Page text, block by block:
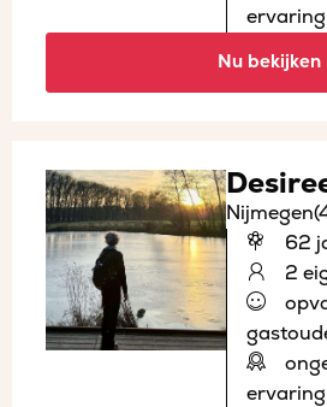
ervaring
Nu bekijken
Nijmegen
62
2
ervaring